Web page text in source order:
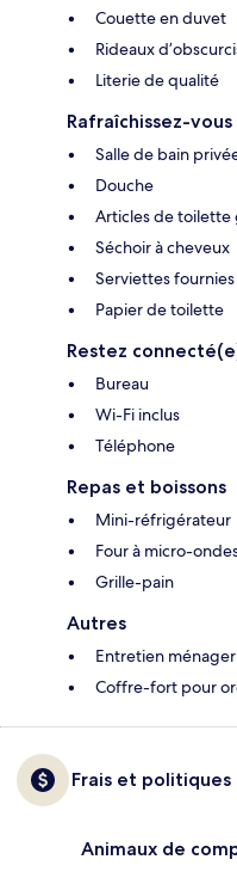
Couette en duvet
Rideaux
Literie de qualité
Rafraîchissez-vous
Salle de bain
Douche
Articles de toilette
Séchoir à cheveux
Serviettes fournies
Papier de toilette
Restez
Bureau
Wi-Fi inclus
Téléphone
Repas et boissons
Mini-réfrigérateur
Four à micro-
Grille-pain
Autres
Entretien
Coffre-fort pour
Frais et politiques
Animaux de